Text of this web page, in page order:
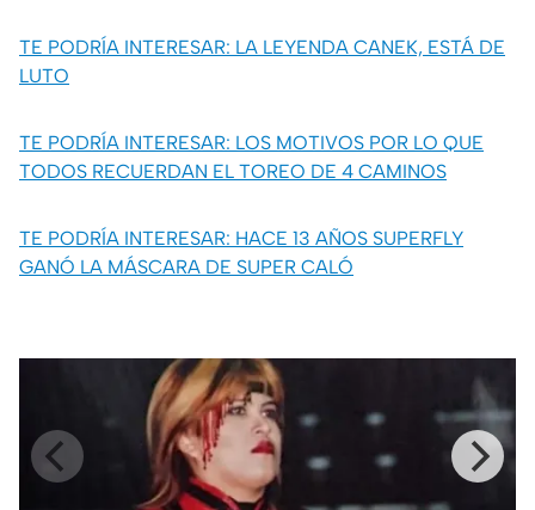
TE PODRÍA INTERESAR: LA LEYENDA CANEK, ESTÁ DE
LUTO
TE PODRÍA INTERESAR: LOS MOTIVOS POR LO QUE
TODOS RECUERDAN EL TOREO DE 4 CAMINOS
TE PODRÍA INTERESAR: HACE 13 AÑOS SUPERFLY
GANÓ LA MÁSCARA DE SUPER CALÓ